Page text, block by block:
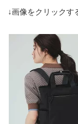
↓画像をクリックす